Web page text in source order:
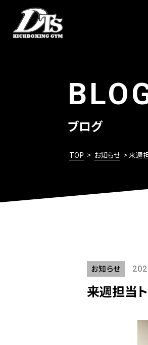
ブログ
TOP > お知らせ > 来週
お知らせ
来週担当ト